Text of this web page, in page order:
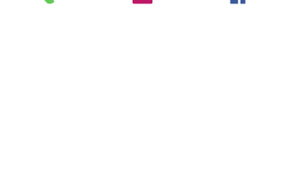
Corazón de la Amazonía.